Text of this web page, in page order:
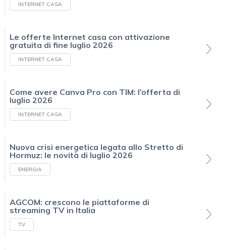
INTERNET CASA
Le offerte Internet casa con attivazione
gratuita di fine luglio 2026
INTERNET CASA
Come avere Canva Pro con TIM: l’offerta di
luglio 2026
INTERNET CASA
Nuova crisi energetica legata allo Stretto di
Hormuz: le novità di luglio 2026
ENERGIA
AGCOM: crescono le piattaforme di
streaming TV in Italia
TV